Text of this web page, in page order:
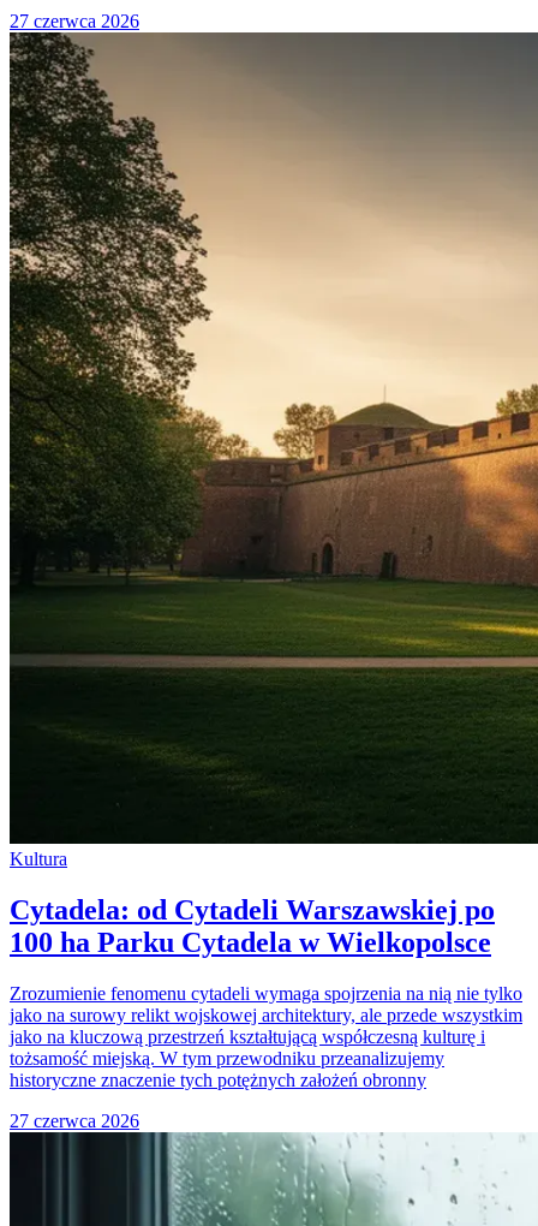
27 czerwca 2026
Kultura
Cytadela: od Cytadeli Warszawskiej po
100 ha Parku Cytadela w Wielkopolsce
Zrozumienie fenomenu cytadeli wymaga spojrzenia na nią nie tylko
jako na surowy relikt wojskowej architektury, ale przede wszystkim
jako na kluczową przestrzeń kształtującą współczesną kulturę i
tożsamość miejską. W tym przewodniku przeanalizujemy
historyczne znaczenie tych potężnych założeń obronny
27 czerwca 2026